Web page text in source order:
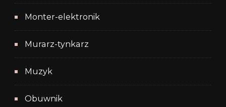
Monter-elektronik
Murarz-tynkarz
Muzyk
Obuwnik